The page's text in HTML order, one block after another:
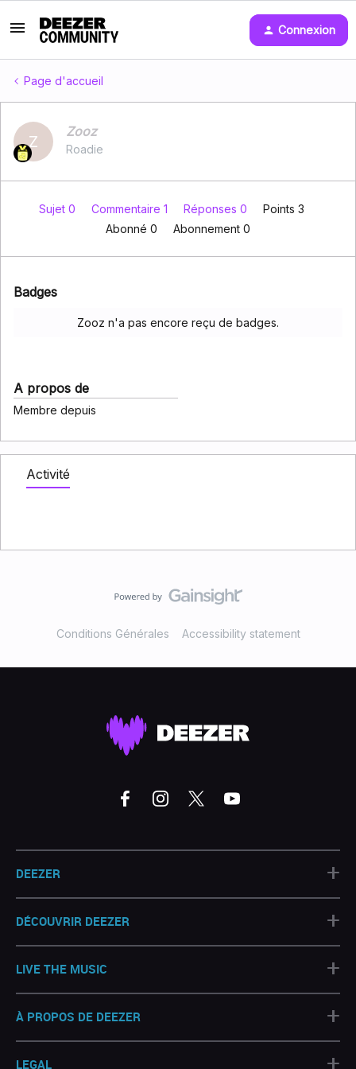
Connexion
Page d'accueil
Z
Zooz
Roadie
Sujet 0 Commentaire 1 Réponses 0
Points 3
Abonné 0 Abonnement 0
Badges
Zooz n'a pas encore reçu de badges.
A propos de
Membre depuis
Activité
Conditions Générales Accessibility statement
DEEZER +
DÉCOUVRIR DEEZER +
LIVE THE MUSIC +
À PROPOS DE DEEZER +
LEGAL +